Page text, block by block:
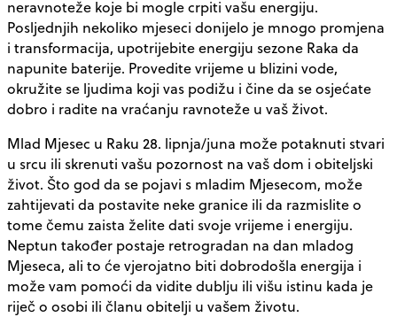
neravnoteže koje bi mogle crpiti vašu energiju.
Posljednjih nekoliko mjeseci donijelo je mnogo promjena
i transformacija, upotrijebite energiju sezone Raka da
napunite baterije. Provedite vrijeme u blizini vode,
okružite se ljudima koji vas podižu i čine da se osjećate
dobro i radite na vraćanju ravnoteže u vaš život.
Mlad Mjesec u Raku 28. lipnja/juna može potaknuti stvari
u srcu ili skrenuti vašu pozornost na vaš dom i obiteljski
život. Što god da se pojavi s mladim Mjesecom, može
zahtijevati da postavite neke granice ili da razmislite o
tome čemu zaista želite dati svoje vrijeme i energiju.
Neptun također postaje retrogradan na dan mladog
Mjeseca, ali to će vjerojatno biti dobrodošla energija i
može vam pomoći da vidite dublju ili višu istinu kada je
riječ o osobi ili članu obitelji u vašem životu.